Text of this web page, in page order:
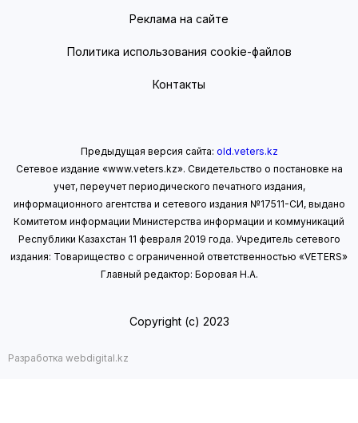
Реклама на сайте
Политика использования cookie-файлов
Контакты
Предыдущая версия сайта: old.veters.kz
Сетевое издание «www.veters.kz». Свидетельство о постановке на
учет, переучет периодического печатного издания,
информационного агентства и сетевого издания №17511-СИ, выдано
Комитетом информации Министерства информации и коммуникаций
Республики Казахстан 11 февраля 2019 года. Учредитель сетевого
издания: Товарищество с ограниченной ответственностью «VETERS»
Главный редактор: Боровая Н.А.
Copyright (с) 2023
Разработка webdigital.kz